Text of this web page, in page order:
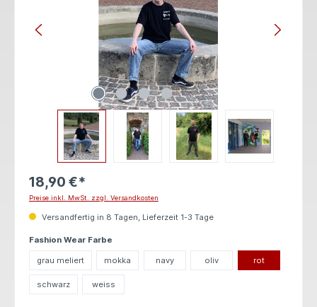
18,90 €*
Preise inkl. MwSt. zzgl. Versandkosten
Versandfertig in 8 Tagen, Lieferzeit 1-3 Tage
Fashion Wear Farbe
grau meliert mokka navy oliv rot
schwarz weiss